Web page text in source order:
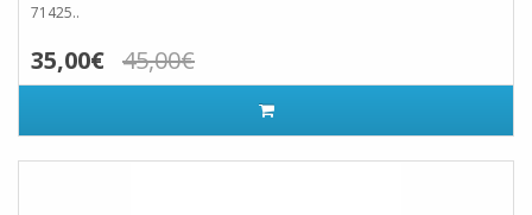
71425..
35,00€ 45,00€